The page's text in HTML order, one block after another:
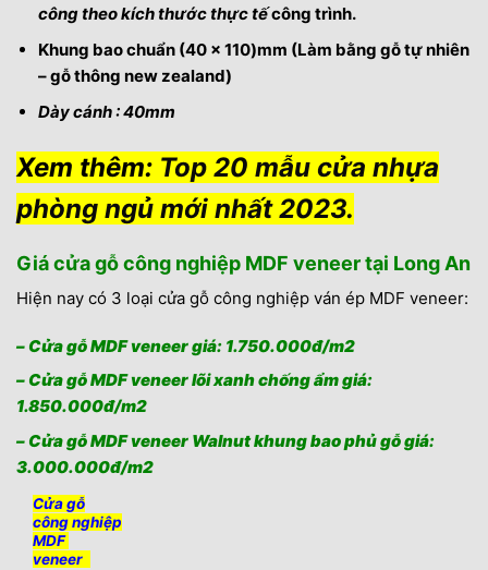
công theo kích thước thực tếcông trình.
Khung bao chuẩn (40 x 110)mm (Làm bằng gỗ tự nhiên
– gỗ thông new zealand)
Dày cánh : 40mm
Xem thêm: Top 20 mẫu cửa nhựa
phòng ngủ mới nhất 2023.
Giá cửa gỗ công nghiệp MDF veneer tại Long An
Hiện nay có 3 loại cửa gỗ công nghiệp ván ép MDF veneer:
– Cửa gỗ MDF veneer giá: 1.750.000đ/m2
– Cửa gỗ MDF veneer lõi xanh chống ẩm giá:
1.850.000đ/m2
– Cửa gỗ MDF veneer Walnut khung bao phủ gỗ giá:
3.000.000đ/m2
Cửa gỗ
công nghiệp
MDF
veneer